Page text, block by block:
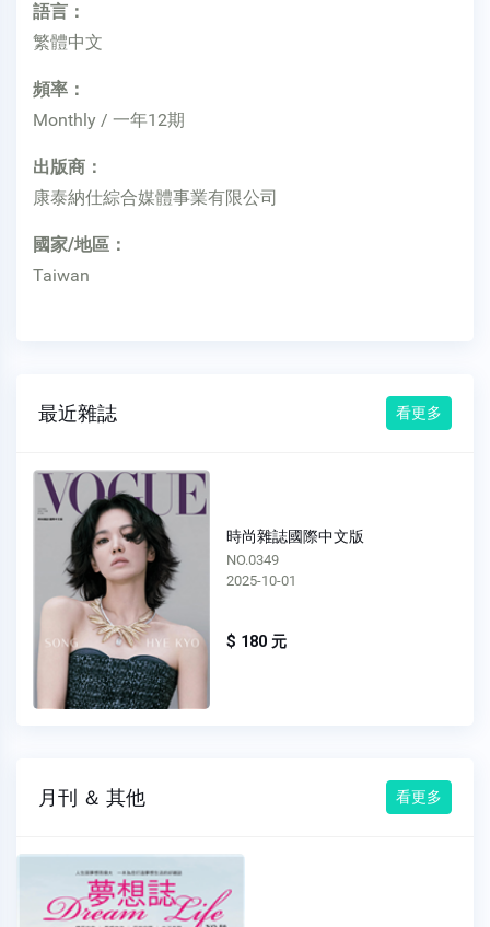
語言：
繁體中文
頻率：
Monthly / 一年12期
出版商：
康泰納仕綜合媒體事業有限公司
國家/地區：
Taiwan
最近雜誌 看更多
時尚雜誌國際中文版
NO.0349
2025-10-01
$ 180 元
月刊 ＆ 其他 看更多